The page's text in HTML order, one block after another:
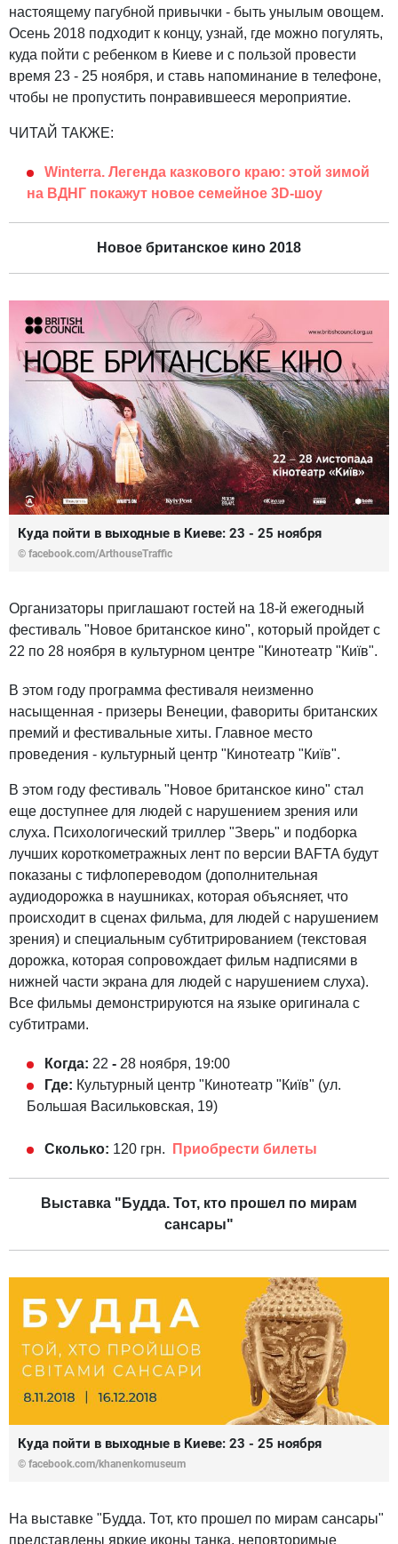
настоящему пагубной привычки - быть унылым овощем.
Осень 2018 подходит к концу, узнай, где можно погулять,
куда пойти с ребенком в Киеве и с пользой провести
время 23 - 25 ноября, и ставь напоминание в телефоне,
чтобы не пропустить понравившееся мероприятие.
ЧИТАЙ ТАКЖЕ:
Winterra. Легенда казкового краю: этой зимой
на ВДНГ покажут новое семейное 3D-шоу
Новое британское кино 2018
Куда пойти в выходные в Киеве: 23 - 25 ноября
© facebook.com/ArthouseTraffic
Организаторы приглашают гостей на 18-й ежегодный
фестиваль "Новое британское кино", который пройдет с
22 по 28 ноября в культурном центре "Кинотеатр "Київ".
В этом году программа фестиваля неизменно
насыщенная - призеры Венеции, фавориты британских
премий и фестивальные хиты. Главное место
проведения - культурный центр "Кинотеатр "Київ".
В этом году фестиваль "Новое британское кино" стал
еще доступнее для людей с нарушением зрения или
слуха. Психологический триллер "Зверь" и подборка
лучших короткометражных лент по версии BAFTA будут
показаны с тифлопереводом (дополнительная
аудиодорожка в наушниках, которая объясняет, что
происходит в сценах фильма, для людей с нарушением
зрения) и специальным субтитрированием (текстовая
дорожка, которая сопровождает фильм надписями в
нижней части экрана для людей с нарушением слуха).
Все фильмы демонстрируются на языке оригинала с
субтитрами.
Когда: 22 - 28 ноября, 19:00
Где: Культурный центр "Кинотеатр "Київ" (ул.
Большая Васильковская, 19)
Сколько: 120 грн. Приобрести билеты
Выставка "Будда. Тот, кто прошел по мирам
сансары"
Куда пойти в выходные в Киеве: 23 - 25 ноября
© facebook.com/khanenkomuseum
На выставке "Будда. Тот, кто прошел по мирам сансары"
представлены яркие иконы танка, неповторимые